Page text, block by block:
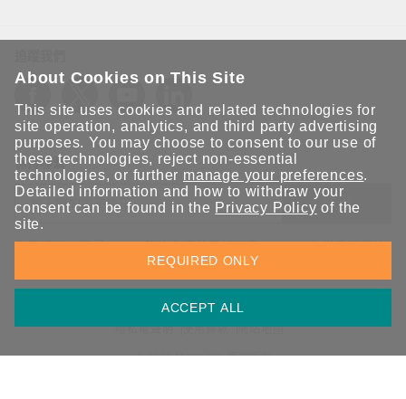
保持聯繫
送出
立即訂閱以獲得 Moxa 解決方案的最新消息。Moxa 非常重視您的
隱私權，我們絕不會將您的電子郵件提供給任何人。
隱私權聲明 使用條款 網站地圖
© 2026 Moxa Inc. 版權所有
About Cookies on This Site
This site uses cookies and related technologies for
site operation, analytics, and third party advertising
purposes. You may choose to consent to our use of
these technologies, reject non-essential
technologies, or further manage your preferences.
Detailed information and how to withdraw your
consent can be found in the Privacy Policy of the
site.
ACCEPT ALL
REQUIRED ONLY